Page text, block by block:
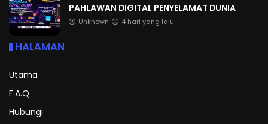
PAHLAWAN DIGITAL PENYELAMAT DUNIA
Unknown 4 hari yang lalu
HALAMAN
Utama
F.A.Q
Hubungi